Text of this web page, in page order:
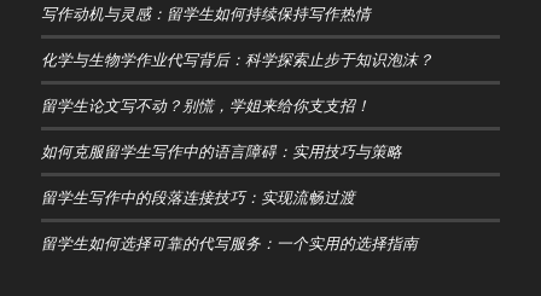
写作动机与灵感：留学生如何持续保持写作热情
化学与生物学作业代写背后：科学探索止步于知识泡沫？
留学生论文写不动？别慌，学姐来给你支支招！
如何克服留学生写作中的语言障碍：实用技巧与策略
留学生写作中的段落连接技巧：实现流畅过渡
留学生如何选择可靠的代写服务：一个实用的选择指南